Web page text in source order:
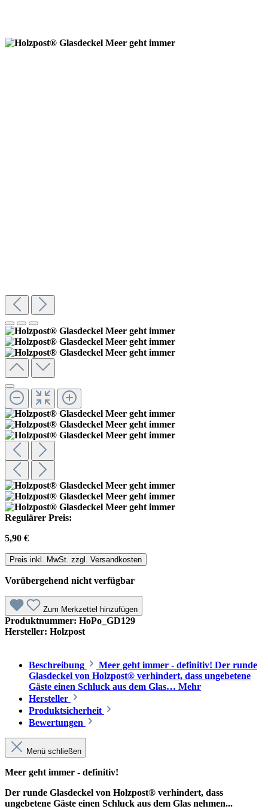
Regulärer Preis:
5,90 €
Preis inkl. MwSt. zzgl. Versandkosten
Vorübergehend nicht verfügbar
Zum Merkzettel hinzufügen
Produktnummer: HoPo_GD129
Hersteller: Holzpost
Beschreibung
Meer geht immer - definitiv! Der runde
Glasdeckel von Holzpost® verhindert, dass ungebetene
Gäste einen Schluck aus dem Glas… Mehr
Hersteller
Produktsicherheit
Bewertungen
Menü schließen
Meer geht immer - definitiv!
Der runde Glasdeckel von Holzpost® verhindert, dass
ungebetene Gäste einen Schluck aus dem Glas nehmen...